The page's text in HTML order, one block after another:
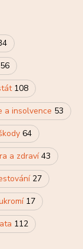
108
a insolvence 53
64
a zdraví43
27
17
112